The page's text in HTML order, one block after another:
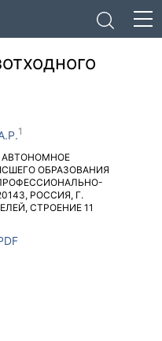
АВТОНОМНОЕ
ОБРАЗОВАНИЯ
, РОССИЯ, Г.
СТРОЕНИЕ 11